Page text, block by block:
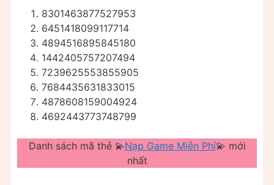
8301463877527953
6451418099117714
4894516895845180
1442405757207494
7239625553855905
7684435631833015
4878608159004924
4692443773748799
Danh sách mã thẻ 💫Nạp Game Miễn Phí💫 mới
nhất